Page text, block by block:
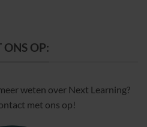
ONS OP:
weten over Next Learning?
met ons op!